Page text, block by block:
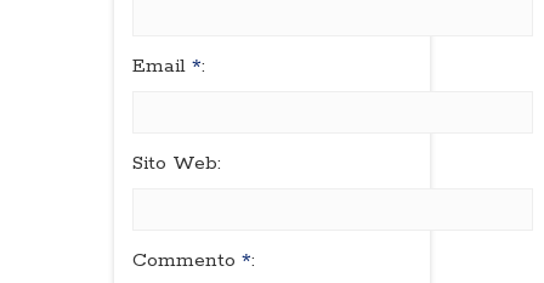
Email *:
Sito Web:
Commento *: